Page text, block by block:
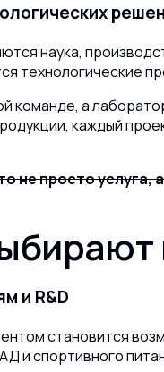
наука,
технологические
команде, а
каждый
не просто
и R&D
становится
и спортивного